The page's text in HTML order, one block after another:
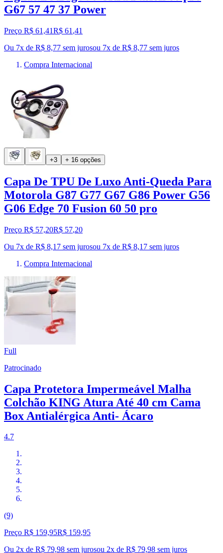
G67 57 47 37 Power
Preço R$ 61,41R$ 61 ,41
Ou 7x de R$ 8,77 sem jurosou 7x de R$ 8,77 sem juros
Compra Internacional
+3 + 16 opções
Capa De TPU De Luxo Anti-Queda Para
Motorola G87 G77 G67 G86 Power G56
G06 Edge 70 Fusion 60 50 pro
Preço R$ 57,20R$ 57,20
Ou 7x de R$ 8,17 sem jurosou 7x de R$ 8,17 sem juros
Compra Internacional
Full
Patrocinado
Capa Protetora Impermeável Malha
Colchão KING Atura Até 40 cm Cama
Box Antialérgica Anti- Ácaro
4.7
(9)
Preço R$ 159,95R$ 159,95
Ou 2x de R$ 79,98 sem jurosou 2x de R$ 79,98 sem juros